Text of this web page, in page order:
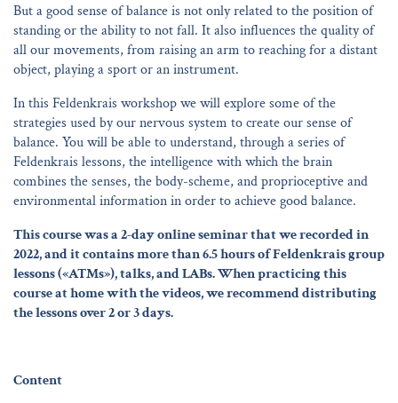
But a good sense of balance is not only related to the position of
standing or the ability to not fall. It also influences the quality of
all our movements, from raising an arm to reaching for a distant
object, playing a sport or an instrument.
In this Feldenkrais workshop we will explore some of the
strategies used by our nervous system to create our sense of
balance. You will be able to understand, through a series of
Feldenkrais lessons, the intelligence with which the brain
combines the senses, the body-scheme, and proprioceptive and
environmental information in order to achieve good balance.
This course was a 2-day online seminar that we recorded in
2022, and it contains more than 6.5 hours of Feldenkrais group
lessons («ATMs»), talks, and LABs. When practicing this
course at home with the videos, we recommend distributing
the lessons over 2 or 3 days.
Content